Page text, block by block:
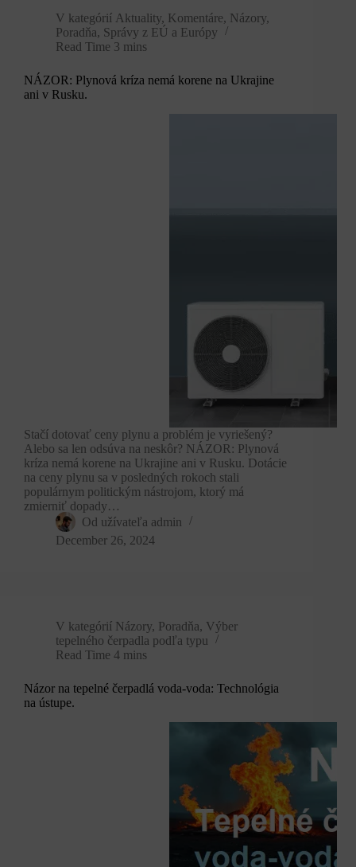
V kategórií Aktuality, Komentáre, Názory,
Poradňa, Správy z EÚ a Európy
Read Time 3 mins
NÁZOR: Plynová kríza nemá korene na Ukrajine
ani v Rusku.
Stačí dotovať ceny plynu a problém je vyriešený?
Alebo sa len odsúva na neskôr? NÁZOR: Plynová
kríza nemá korene na Ukrajine ani v Rusku. Dotácie
na ceny plynu sa v posledných rokoch stali
populárnym politickým nástrojom, ktorý má
zmierniť dopady…
Od užívateľa admin
December 26, 2024
V kategórií Názory, Poradňa, Výber
tepelného čerpadla podľa typu
Read Time 4 mins
Názor na tepelné čerpadlá voda-voda: Technológia
na ústupe.